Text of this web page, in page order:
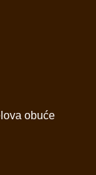
obuće